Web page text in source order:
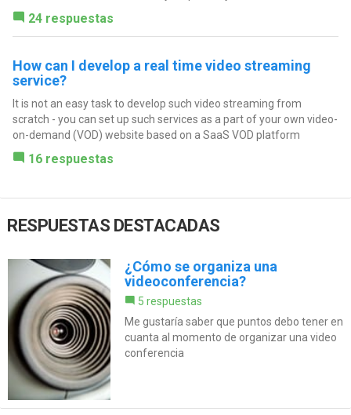
24 respuestas
How can I develop a real time video streaming
service?
It is not an easy task to develop such video streaming from
scratch - you can set up such services as a part of your own video-
on-demand (VOD) website based on a SaaS VOD platform
16 respuestas
RESPUESTAS DESTACADAS
¿Cómo se organiza una
videoconferencia?
5 respuestas
Me gustaría saber que puntos debo tener en
cuanta al momento de organizar una video
conferencia